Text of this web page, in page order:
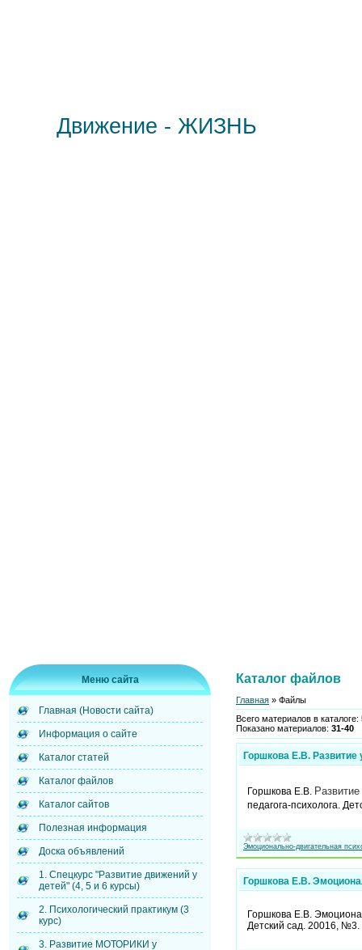
Движение - ЖИЗНЬ
Меню сайта
Главная (Новости сайта)
Информация о сайте
Каталог статей
Каталог файлов
Каталог сайтов
Полезная информация
Доска объявлений
1. Спецкурс "Развитие движений у
детей" (4, 5 и 6 курсы)
2. Психологический практикум (3
курс)
3. Развитие МОТОРИКИ у
Каталог файлов
Главная » Файлы
Всего материалов в каталоге:
Показано материалов: 31-40
Горшкова Е.В. Развитие
Горшкова Е.В.
педагога-психолога.
Эмоционально-двигательная
Горшкова Е.В.
Горшкова Е.В.
Детский сад. 20016, №3.